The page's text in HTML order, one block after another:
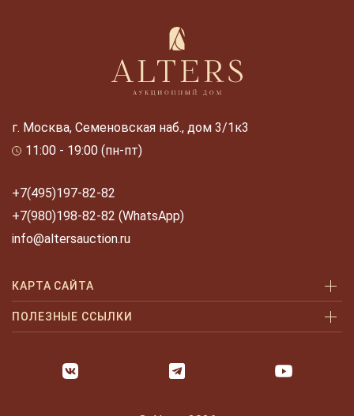
г. Москва, Семеновская наб., дом 3/1к3
11:00 - 19:00 (пн-пт)
+7(495)197-82-82
+7(980)198-82-82 (WhatsApp)
info@altersauction.ru
КАРТА САЙТА
Аукционы
Как продать
ПОЛЕЗНЫЕ ССЫЛКИ
Оплата и доставка
Часто задаваемые вопросы